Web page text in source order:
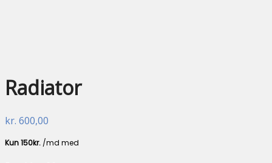
Radiator
kr. 600,00